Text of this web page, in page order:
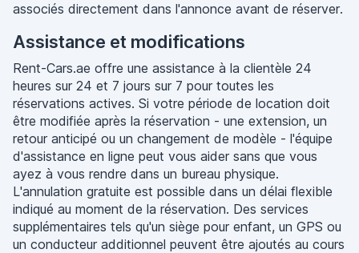
associés directement dans l'annonce avant de réserver.
Assistance et modifications
Rent-Cars.ae offre une assistance à la clientèle 24
heures sur 24 et 7 jours sur 7 pour toutes les
réservations actives. Si votre période de location doit
être modifiée après la réservation - une extension, un
retour anticipé ou un changement de modèle - l'équipe
d'assistance en ligne peut vous aider sans que vous
ayez à vous rendre dans un bureau physique.
L'annulation gratuite est possible dans un délai flexible
indiqué au moment de la réservation. Des services
supplémentaires tels qu'un siège pour enfant, un GPS ou
un conducteur additionnel peuvent être ajoutés au cours